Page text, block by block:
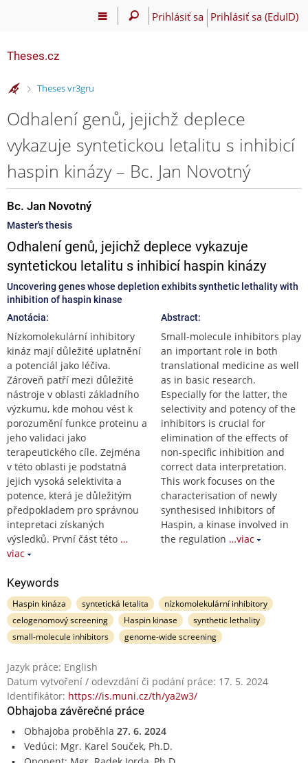
Prihlásiť sa Prihlásiť sa (EduID)
Theses.cz
>
Theses vr3gru
Odhalení genů, jejichž deplece
vykazuje syntetickou letalitu s inhibicí
haspin kinázy – Bc. Jan Novotný
Bc. Jan Novotný
Master's thesis
Odhalení genů, jejichž deplece vykazuje
syntetickou letalitu s inhibicí haspin kinázy
Uncovering genes whose depletion exhibits synthetic lethality with
inhibition of haspin kinase
Anotácia:
Nízkomolekulární inhibitory
kináz mají důležité uplatnění
a potenciál jako léčiva.
Zároveň patří mezi důležité
nástroje v oblasti základního
výzkumu, kde mohou vést k
porozumění funkce proteinu a
jeho validaci jako
terapeutického cíle. Zejména
v této oblasti je podstatná
jejich vysoká selektivita a
potence, která je důležitým
předpokladem pro správnou
intepretaci získaných
výsledků. První část této …
viac
Abstract:
Small-molecule inhibitors play
an important role in both
translational medicine as well
as in basic research.
Especially for the latter, the
selectivity and potency of the
inhibitors is crucial for
elimination of the effects of
non-specific inhibition and
correct data interpretation.
This work focuses on the
characterisation of newly
synthesised inhibitors of
Haspin, a kinase involved in
the regulation …viac
Keywords
Haspin kináza syntetická letalita
nízkomolekulární inhibitory
celogenomový screening
Haspin kinase
synthetic lethality
small-molecule inhibitors
genome-wide screening
Jazyk práce: English
Datum vytvoření / odevzdání či podání práce: 17. 5. 2024
Identifikátor: https://is.muni.cz/th/ya2w3/
Obhajoba závěrečné práce
Obhajoba proběhla 27. 6. 2024
Vedúci: Mgr. Karel Souček, Ph.D.